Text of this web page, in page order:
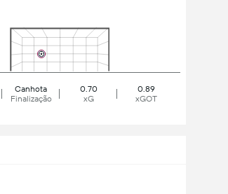
Canhota
Finalização
0.70
xG
0.89
xGOT